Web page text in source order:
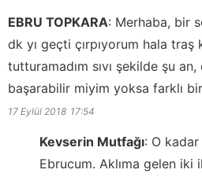
EBRU TOPKARA: Merhaba, bir
dk yı geçti çırpıyorum hala traş
tutturamadım sıvı şekilde şu
başarabilir miyim yoksa farklı bir
17 Eylül 2018 17:54
Kevserin Mutfağı: O
Ebrucum. Aklıma gelen iki